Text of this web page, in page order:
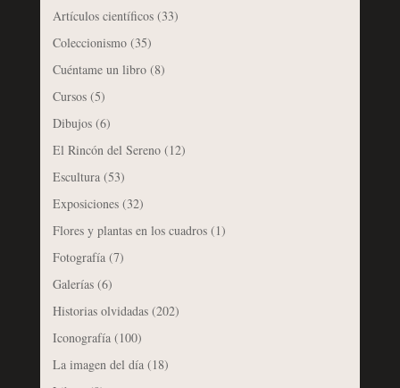
Artículos científicos(33)
Coleccionismo(35)
Cuéntame un libro(8)
Cursos(5)
Dibujos(6)
El Rincón del Sereno(12)
Escultura(53)
Exposiciones(32)
Flores y plantas en los cuadros(1)
Fotografía(7)
Galerías(6)
Historias olvidadas(202)
Iconografía(100)
La imagen del día(18)